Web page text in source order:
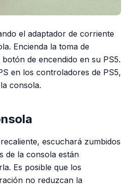
el adaptador de corriente
Encienda la toma de
de encendido en su PS5.
en los controladores de PS5,
consola.
escuchará zumbidos
de la consola están
Es posible que los
no reduzcan la